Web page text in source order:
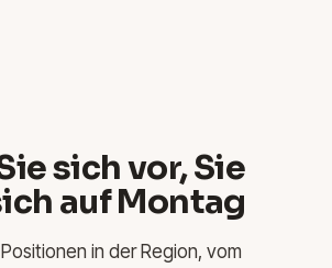
sich vor, Sie
auf Montag
in der Region, vom